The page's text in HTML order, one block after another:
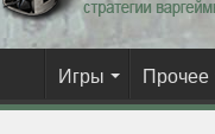
Игры Прочее